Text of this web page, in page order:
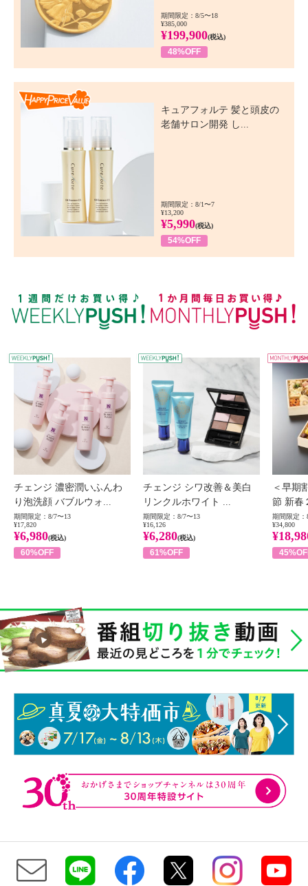
期間限定：8/5〜18
¥385,000
¥199,900(税込)
48%OFF
キュアフォルテ 髪と頭皮の
老舗サロン開発 し...
期間限定：8/1〜7
¥13,200
¥5,990(税込)
54%OFF
WEEKLY PUSH
チェンジ 濃密潤いふんわ
り泡洗顔 バブルウォ...
期間限定：8/7〜13
¥17,820
¥6,980(税込)
60%OFF
チェンジ シワ改善＆美白
リンクルホワイト ...
期間限定：8/7〜13
¥16,126
¥6,280(税込)
61%OFF
＜早期
節 新春
期間限定：
¥34,800